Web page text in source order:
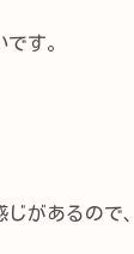
す。
があるので、